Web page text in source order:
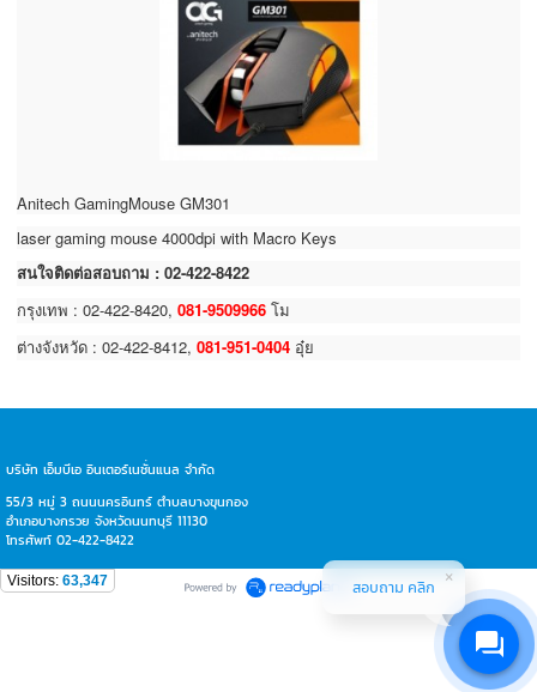
Anitech GamingMouse GM301
laser gaming mouse 4000dpi with Macro Keys
สนใจติดต่อสอบถาม : 02-422-8422
กรุงเทพ : 02-422-8420,081-9509966 โม
ต่างจังหวัด : 02-422-8412,081-951-0404 อุ๋ย
บริษัท เอ็มบีเอ อินเตอร์เนชั่นแนล จำกัด
55/3 หมู่ 3 ถนนนครอินทร์ ตำบลบางขุนกอง
อำเภอบางกรวย จังหวัดนนทบุรี 11130
โทรศัพท์ 02-422-8422
Visitors: 63,347 สอบถาม คลิก